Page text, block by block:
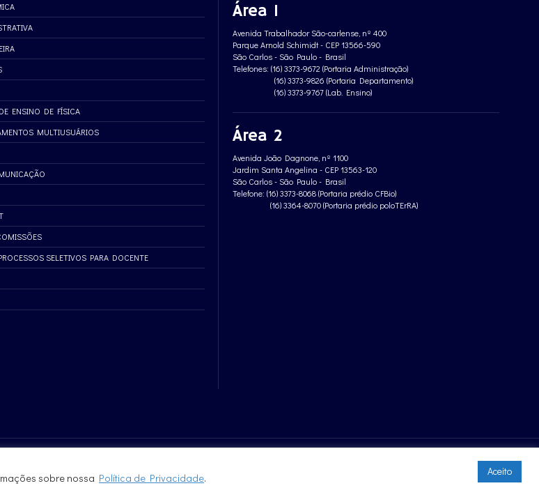
ENSINO DE FÍSICA
MULTIUSUÁRIOS
SELETIVOS PARA DOCENTE
Área 1
Avenida Trabalhador São-carlense, nº 400
Parque Arnold Schimidt - CEP 13566-590
São Carlos - São Paulo - Brasil
Telefones: (16) 3373-9672 (Portaria Administração)
(16) 3373-9826 (Portaria Departamento)
(16) 3373-9767 (Lab. Ensino)
Área 2
Avenida João Dagnone, nº 1100
Jardim Santa Angelina - CEP 13563-120
São Carlos - São Paulo - Brasil
Telefone: (16) 3373-8068 (Portaria prédio CFBio)
(16) 3364-8070 (Portaria prédio poloTErRA)
sobre nossa Política de Privacidade. Aceito